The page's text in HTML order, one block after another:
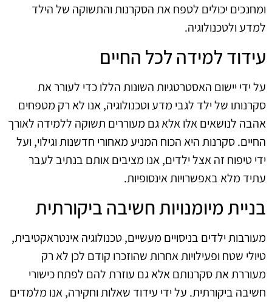
ומחנכים יכולים לטפח את הסקרנות והתשוקה של הילד
למדע ולטכנולוגיה.
עידוד למידה לכל החיים
על ידי יישום האסטרטגיות השונות הללו כדי לעורר את
סקרנותו של ילד לגבי מדע וטכנולוגיה, אנו לא רק מטפחים
אהבה לנושאים אלו אלא גם מעוררים תשוקה ללמידה לאורך
החיים. סקרנות היא הכוח המניע מאחורי חדשנות וגילוי, ועל
ידי טיפוח זה אצל ילדים, אנו מציבים אותם בנתיב לעבר
עתיד מלא באפשרויות אינסופיות.
בניית מיומנויות חשיבה ביקורתית
מעורבות ילדים בניסויים מעשיים, טכנולוגיה אינטראקטיבית,
טיולי שטח ופעילויות אחרות שהוזכרו קודם לכן לא רק
מעוררת את סקרנותם אלא גם עוזרת להם לפתח כישורי
חשיבה ביקורתית. על ידי עידוד שאלות וחקירה, אנו מלמדים